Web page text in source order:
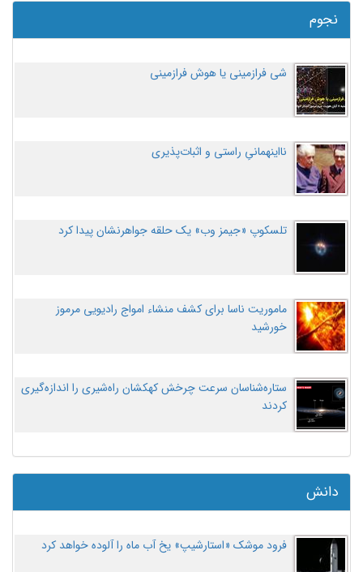
نجوم
شی فرازمینی یا هوش فرازمینی
نااینهمانیِ راستی و اثبات‌پذیری
تلسکوپ «جیمز وب» یک حلقه جواهرنشان پیدا کرد
ماموریت ناسا برای کشف منشاء امواج رادیویی مرموز
خورشید
ستاره‌شناسان سرعت چرخش کهکشان راه‌شیری را اندازه‌گیری
کردند
دانش
فرود موشک «استارشیپ» یخ آب ماه را آلوده خواهد کرد